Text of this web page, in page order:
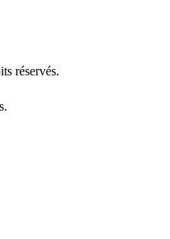
réservés.